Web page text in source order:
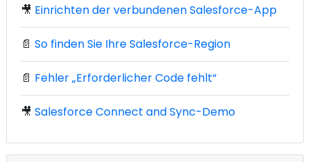
🎥 Einrichten der verbundenen Salesforce-App
📄 So finden Sie Ihre Salesforce-Region
📄 Fehler „Erforderlicher Code fehlt“
🎥 Salesforce Connect and Sync-Demo